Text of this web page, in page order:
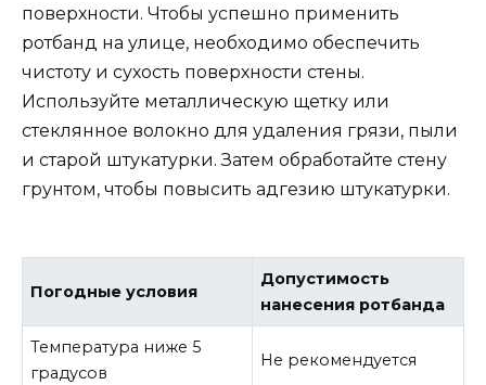
поверхности. Чтобы успешно применить
ротбанд на улице, необходимо обеспечить
чистоту и сухость поверхности стены.
Используйте металлическую щетку или
стеклянное волокно для удаления грязи, пыли
и старой штукатурки. Затем обработайте стену
грунтом, чтобы повысить адгезию штукатурки.
Погодные условия
Допустимость
нанесения ротбанда
Температура ниже 5
градусов
Не рекомендуется